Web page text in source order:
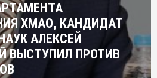
ХМАО, КАНДИДАТ
АЛЕКСЕЙ
ВЫСТУПИЛ ПРОТИВ